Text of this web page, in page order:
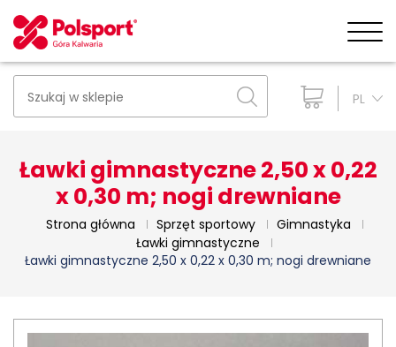
PL
Ławki gimnastyczne 2,50 x 0,22
x 0,30 m; nogi drewniane
Strona główna Sprzęt sportowy
Gimnastyka
Ławki gimnastyczne
Ławki gimnastyczne 2,50 x 0,22 x 0,30 m; nogi drewniane